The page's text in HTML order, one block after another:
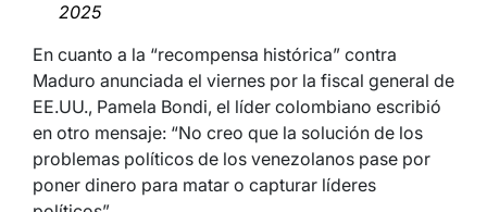
2025
En cuanto a la “recompensa histórica” contra
Maduro anunciada el viernes por la fiscal general de
EE.UU., Pamela Bondi, el líder colombiano escribió
en otro mensaje: “No creo que la solución de los
problemas políticos de los venezolanos pase por
poner dinero para matar o capturar líderes